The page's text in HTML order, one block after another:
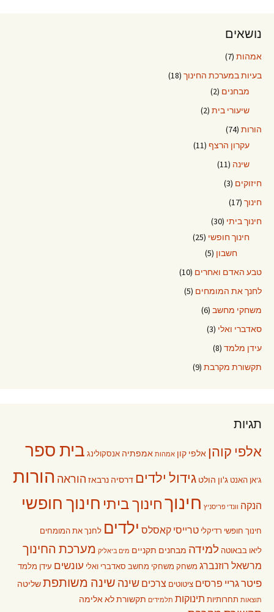
נושאים
אמהות (7)
בעיות במערכת החינוך (18)
מבחנים (2)
שיעורי בית (2)
הורות (74)
עקרון הרצף (11)
שינה (11)
חיזוקים (3)
חינוך (17)
חינוך ביתי (30)
חינוך חופשי (25)
חשבון (5)
טבע האדם ואחרים (10)
לחנך את המומחים (5)
משחקי מחשב (6)
סאדברי ואלי (3)
עידן מלמד (8)
תקשורת מקרבת (9)
תגיות
אלפי קוהן אלפי קון אמהות אמפתיה אנסקולינג בית ספר
ג'אן האנט ג'ון הולט גידול ילדים דרסיה נרבאז הוראה הורות
הנקה וונדי פריסניץ חינוךחינוך ביתי חינוך חופשי
חינוך חופשי רדיקלי טרייסי קאסלס ילדים לחנך את המומחים
ליאו בבאוטה למידה מבחנים תקניים מים ביאליק מערכת החינוך
מרשאל רוזנברג משחק משחקי מחשב סאדברי ואלי עונשים עידן מלמד
פיטר גריי פרסים ציטוטים צרכים שינה שינה משותפתשליטה
תוצאות תחרותיות תינוקות תלמידים תקשורת לא אלימה